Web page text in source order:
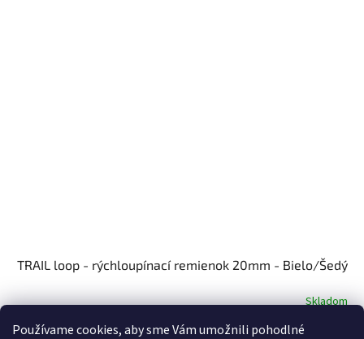
Používame cookies, aby sme Vám umožnili pohodlné
TRAIL loop - rýchloupínací remienok 20mm - Bielo/Šedý
Skladom
Do košíka